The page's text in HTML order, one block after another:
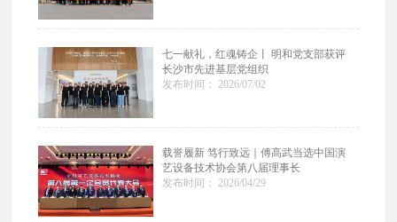
七一献礼，红魂铸企丨 明和党支部获评
长沙市先进基层党组织
发布时间： 2026/07/02
载誉履新 笃行致远｜傅高武当选中国演
艺设备技术协会第八届理事长
发布时间： 2026/04/29